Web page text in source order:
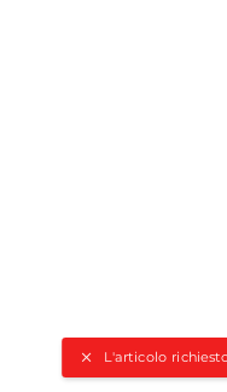
L'articolo